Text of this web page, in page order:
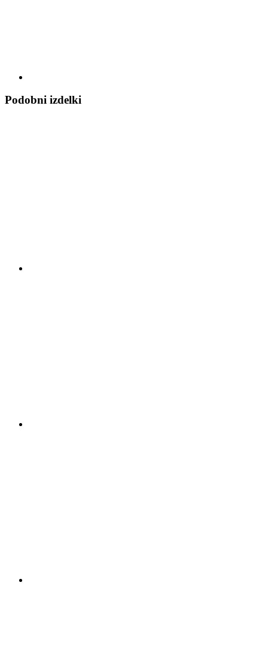
Podobni izdelki